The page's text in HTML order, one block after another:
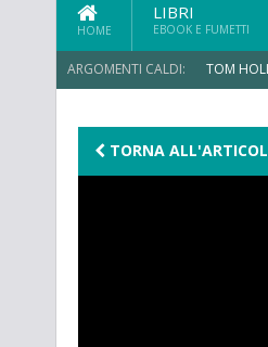
HOME
LIBRI
EBOOK E FUMETTI
ARGOMENTI CALDI: TOM
TORNA